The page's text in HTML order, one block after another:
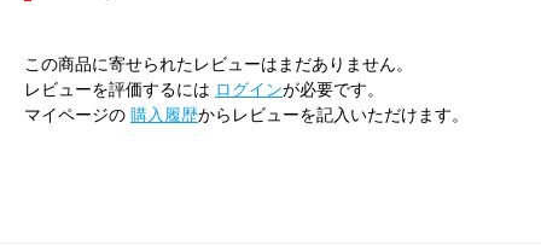
この商品に寄せられたレビューはまだありません。
レビューを評価するには ログインが必要です。
マイページの 購入履歴からレビューを記入いただけます。